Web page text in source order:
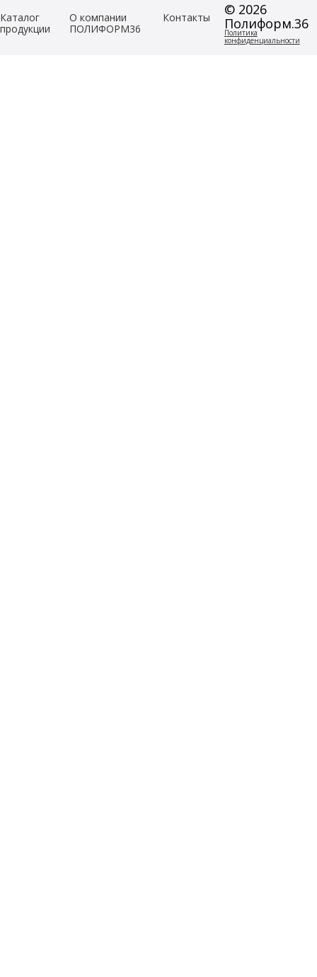
Каталог
продукции
О компании
ПОЛИФОРМ36
Контакты
© 2026
Полиформ.36
Политика
конфиденциальности